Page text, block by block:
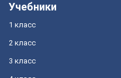
Учебники
1 класс
2 класс
3 класс